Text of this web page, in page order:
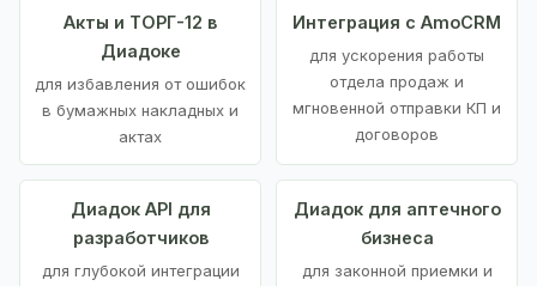
Акты и ТОРГ-12 в
Диадоке
для избавления от ошибок
в бумажных накладных и
актах
Интеграция с AmoCRM
для ускорения работы
отдела продаж и
мгновенной отправки КП и
договоров
Диадок API для
разработчиков
для глубокой интеграции
Диадок для аптечного
бизнеса
для законной приемки и